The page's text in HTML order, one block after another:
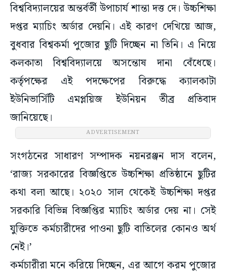
বিশ্ববিদ্যালয়ের অন্তর্বর্তী উপাচার্য শান্তা দত্ত দে। উচ্চশিক্ষা
দপ্তর ম্যাচিং অর্ডার দেয়নি। এই কারণ দেখিয়ে আজ,
বুধবার বিশ্বকর্মা পুজোর ছুটি দিচ্ছেন না তিনি। এ নিয়ে
কলকাতা বিশ্ববিদ্যালয়ে অসন্তোষ দানা বেঁধেছে।
কর্তৃপক্ষের এই পদক্ষেপের বিরুদ্ধে ক্যালকাটা
ইউনিভার্সিটি এমপ্লয়িজ ইউনিয়ন তীব্র প্রতিবাদ
জানিয়েছে।
ADVERTISEMENT
সংগঠনের সাধারণ সম্পাদক নয়নরঞ্জন দাস বলেন,
‘রাজ্য সরকারের বিজ্ঞপ্তিতে উচ্চশিক্ষা প্রতিষ্ঠানে ছুটির
কথা বলা আছে। ২০২০ সাল থেকেই উচ্চশিক্ষা দপ্তর
সরকারি বিভিন্ন বিজ্ঞপ্তির ম্যাচিং অর্ডার দেয় না। সেই
যুক্তিতে কর্মচারীদের পাওনা ছুটি বাতিলের কোনও অর্থ
নেই।’
কর্মচারীরা মনে করিয়ে দিচ্ছেন, এর আগে করম পুজোর